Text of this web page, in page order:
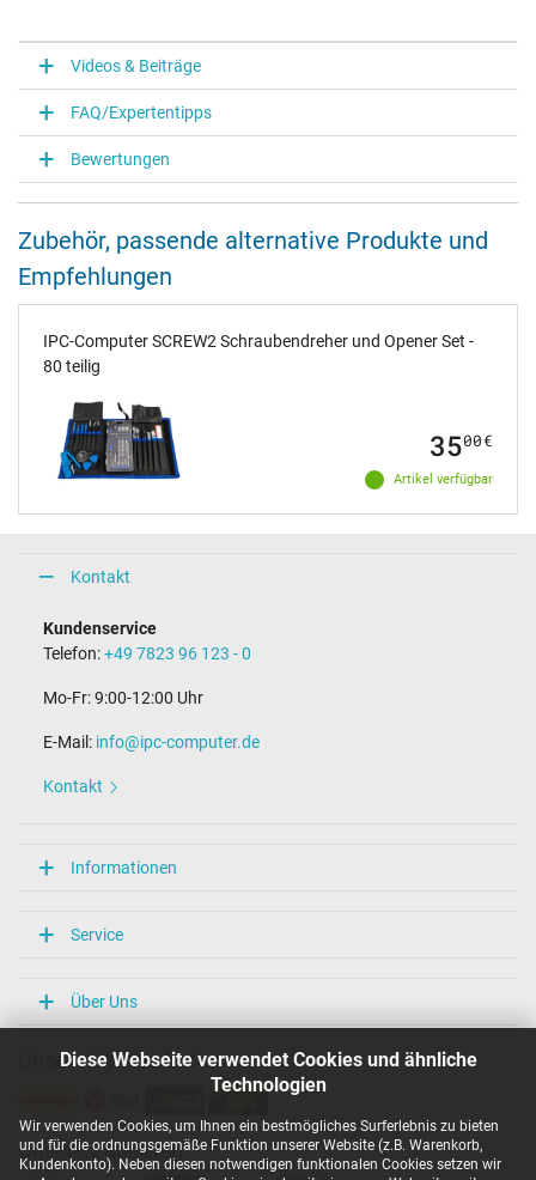
Diese Webseite verwendet Cookies und ähnliche
Technologien
Wir verwenden Cookies, um Ihnen ein bestmögliches Surferlebnis zu bieten
und für die ordnungsgemäße Funktion unserer Website (z.B. Warenkorb,
Kundenkonto). Neben diesen notwendigen funktionalen Cookies setzen wir
Videos & Beiträge
FAQ/Expertentipps
Bewertungen
Zubehör, passende alternative Produkte und
Empfehlungen
IPC-Computer SCREW2 Schraubendreher und Opener Set -
80 teilig
Artikel verfügbar
3500€
Kontakt
Kundenservice
Telefon:+49 7823 96 123 - 0
Mo-Fr: 9:00-12:00 Uhr
E-Mail: info@ipc-computer.de
Kontakt
Informationen
Service
Über Uns
Unsere Versandarten
Unsere Zahlarten